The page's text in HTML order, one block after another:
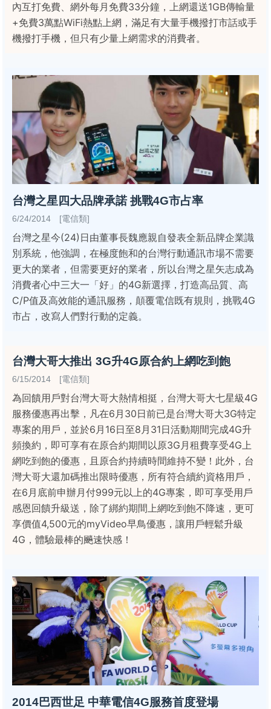
內互打免費、網外每月免費33分鐘，上網還送1GB傳輸量
+免費3萬點WiFi熱點上網，滿足有大量手機撥打市話或手
機撥打手機，但只有少量上網需求的消費者。
台灣之星四大品牌承諾 挑戰4G市占率
6/24/2014 [電信類]
台灣之星今(24)日由董事長魏應親自發表全新品牌企業識
別系統，他強調，在極度飽和的台灣行動通訊市場不需要
更大的業者，但需要更好的業者，所以台灣之星矢志成為
消費者心中三大一「好」的4G新選擇，打造高品質、高
C/P值及高效能的通訊服務，顛覆電信既有規則，挑戰4G
市占，改寫人們對行動的定義。
台灣大哥大推出 3G升4G原合約上網吃到飽
6/15/2014 [電信類]
為回饋用戶對台灣大哥大熱情相挺，台灣大哥大七星級4G
服務優惠再出擊，凡在6月30日前已是台灣大哥大3G特定
專案的用戶，並於6月16日至8月31日活動期間完成4G升
頻換約，即可享有在原合約期間以原3G月租費享受4G上
網吃到飽的優惠，且原合約持續時間維持不變！此外，台
灣大哥大還加碼推出限時優惠，所有符合續約資格用戶，
在6月底前申辦月付999元以上的4G專案，即可享受用戶
感恩回饋升級送，除了綁約期間上網吃到飽不降速，更可
享價值4,500元的myVideo早鳥優惠，讓用戶輕鬆升級
4G，體驗最棒的飈速快感！
2014巴西世足 中華電信4G服務首度登場